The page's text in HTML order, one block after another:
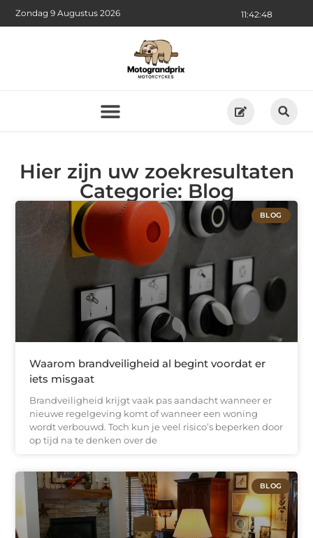
11:42:49
Zondag 9 Augustus 2026
Hier zijn uw zoekresultaten
Categorie: Blog
BLOG
Waarom brandveiligheid al begint voordat er
iets misgaat
Brandveiligheid krijgt vaak pas aandacht wanneer er
nieuwe regelgeving komt of wanneer een woning
wordt verbouwd. Toch kun je veel risico’s beperken door
op tijd na te denken over de
BLOG